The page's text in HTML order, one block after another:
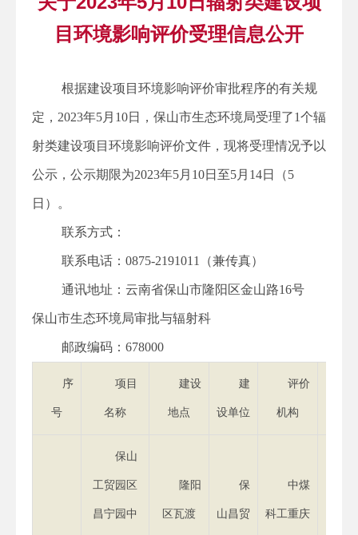
目环境影响评价受理信息公开
根据建设项目环境影响评价审批程序的有关规
定，2023年5月10日，保山市生态环境局受理了1个辐
射类建设项目环境影响评价文件，现将受理情况予以
公示，公示期限为2023年5月10日至5月14日（5
日）。
联系方式：
联系电话：0875-2191011（兼传真）
通讯地址：云南省保山市隆阳区金山路16号
保山市生态环境局审批与辐射科
邮政编码：678000
序
号
项目
名称
建设
地点
建
设单位
评价
机构
保山
工贸园区
昌宁园中
隆阳
区瓦渡
保
山昌贸
中煤
科工重庆